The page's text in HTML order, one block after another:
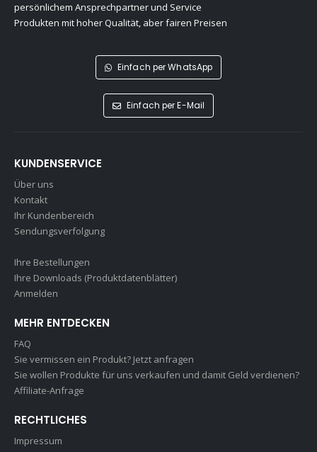
persönlichem Ansprechpartner und Service
Produkten mit hoher Qualität, aber fairen Preisen
Einfach per WhatsApp
Einfach per E-Mail
KUNDENSERVICE
Über uns
Kontakt
Ihr Kundenbereich
Sendungsverfolgung
Ihre Bestellungen
Ihre Downloads (Produktdatenblätter)
Anmelden
MEHR ENTDECKEN
FAQ
Sie vermissen ein Produkt? Jetzt anfragen
Sie wollen Produkte für uns verkaufen und damit Geld verdienen?
Affiliate-Anfrage
RECHTLICHES
Impressum